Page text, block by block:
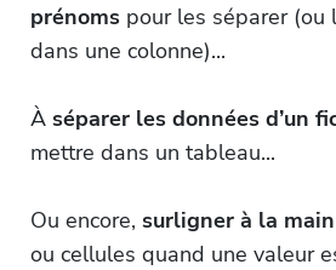
prénoms pour les séparer (ou
dans une colonne)...
À séparer les données d’un
mettre dans un tableau...
Ou encore, surligner à la main
ou cellules quand une valeur